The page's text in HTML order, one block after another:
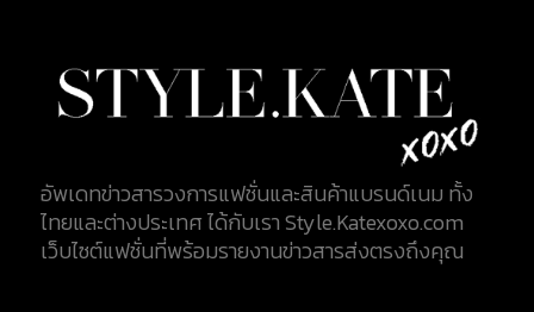
อัพเดทข่าวสารวงการแฟชั่นและสินค้าแบรนด์เนม ทั้ง
ไทยและต่างประเทศ ได้กับเรา Style.Katexoxo.com
เว็บไซต์แฟชั่นที่พร้อมรายงานข่าวสารส่งตรงถึงคุณ